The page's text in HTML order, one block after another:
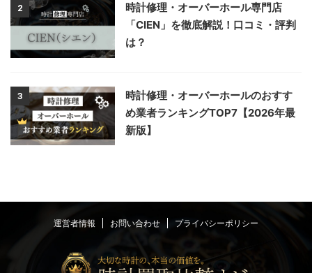
2
時計修理・オーバーホール専門店
「CIEN」を徹底解説！口コミ・評判
は？
3
時計修理・オーバーホールのおすす
め業者ランキングTOP7【2026年最
新版】
運営者情報 お問い合わせ プライバシーポリシー